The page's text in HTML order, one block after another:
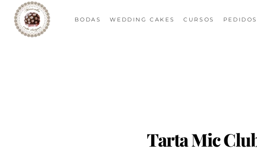
BODAS WEDDING CAKES CURSOS PEDIDOS
Tarta Mic